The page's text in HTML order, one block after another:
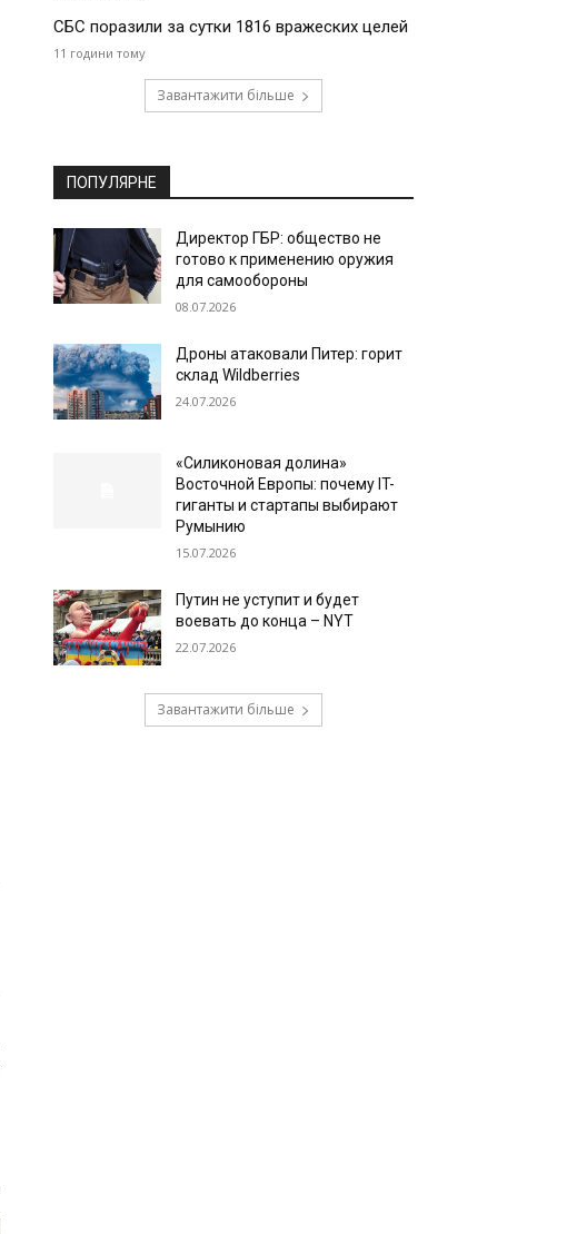
СБС поразили за сутки 1816 вражеских целей
11 години тому
Завантажити більше
ПОПУЛЯРНЕ
Директор ГБР: общество не
готово к применению оружия
для самообороны
08.07.2026
Дроны атаковали Питер: горит
склад Wildberries
24.07.2026
«Силиконовая долина»
Восточной Европы: почему IT-
гиганты и стартапы выбирают
Румынию
15.07.2026
Путин не уступит и будет
воевать до конца – NYT
22.07.2026
Завантажити більше